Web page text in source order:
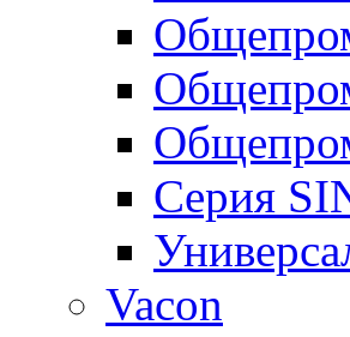
Серия
Vacon